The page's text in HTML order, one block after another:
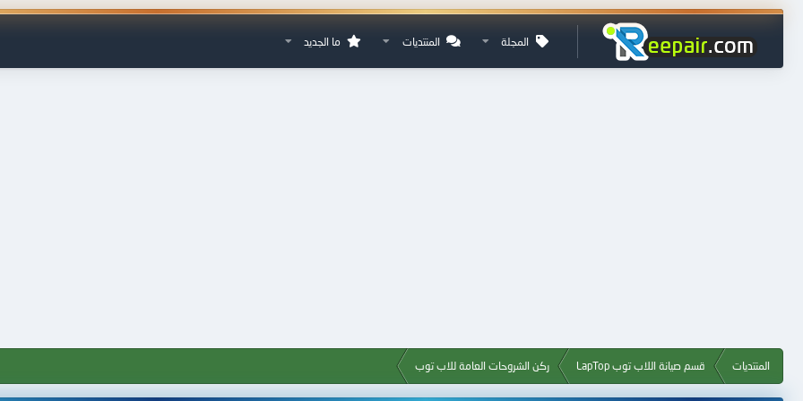
المجلة المنتديات ما الجديد
المنتديات قسم صيانة اللاب توب LapTop ركن الشروحات العامة للاب توب